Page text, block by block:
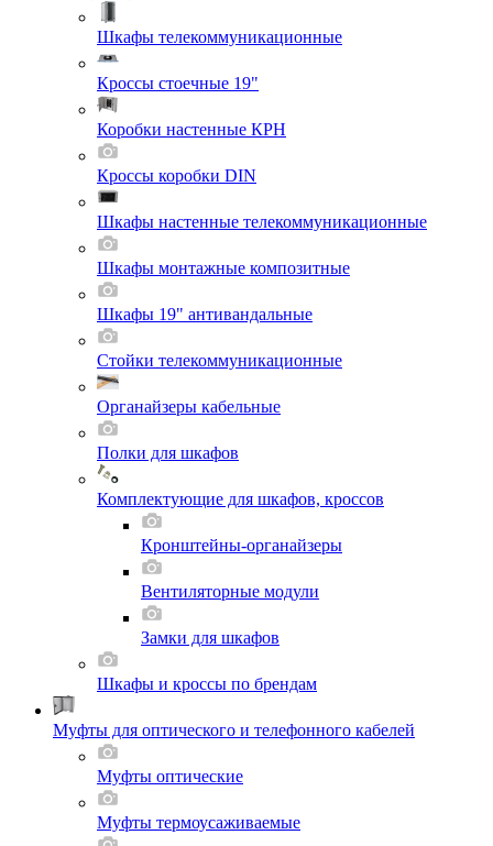
Шкафы телекоммуникационные
Кроссы стоечные 19"
Коробки настенные КРН
Кроссы коробки DIN
Шкафы настенные телекоммуникационные
Шкафы монтажные композитные
Шкафы 19" антивандальные
Стойки телекоммуникационные
Органайзеры кабельные
Полки для шкафов
Комплектующие для шкафов, кроссов
Кронштейны-органайзеры
Вентиляторные модули
Замки для шкафов
Шкафы и кроссы по брендам
Муфты для оптического и телефонного кабелей
Муфты оптические
Муфты термоусаживаемые